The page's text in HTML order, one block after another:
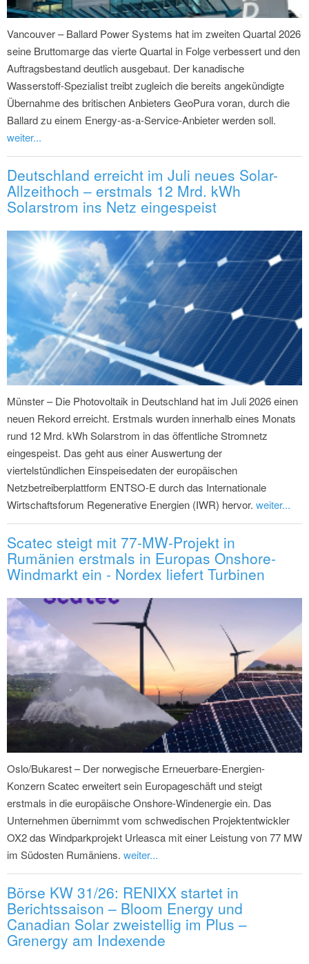
Vancouver – Ballard Power Systems hat im zweiten Quartal 2026
seine Bruttomarge das vierte Quartal in Folge verbessert und den
Auftragsbestand deutlich ausgebaut. Der kanadische
Wasserstoff-Spezialist treibt zugleich die bereits angekündigte
Übernahme des britischen Anbieters GeoPura voran, durch die
Ballard zu einem Energy-as-a-Service-Anbieter werden soll.
weiter...
Deutschland erreicht im Juli neues Solar-
Allzeithoch – erstmals 12 Mrd. kWh
Solarstrom ins Netz eingespeist
Münster – Die Photovoltaik in Deutschland hat im Juli 2026 einen
neuen Rekord erreicht. Erstmals wurden innerhalb eines Monats
rund 12 Mrd. kWh Solarstrom in das öffentliche Stromnetz
eingespeist. Das geht aus einer Auswertung der
viertelstündlichen Einspeisedaten der europäischen
Netzbetreiberplattform ENTSO-E durch das Internationale
Wirtschaftsforum Regenerative Energien (IWR) hervor. weiter...
Scatec steigt mit 77-MW-Projekt in
Rumänien erstmals in Europas Onshore-
Windmarkt ein - Nordex liefert Turbinen
Oslo/Bukarest – Der norwegische Erneuerbare-Energien-
Konzern Scatec erweitert sein Europageschäft und steigt
erstmals in die europäische Onshore-Windenergie ein. Das
Unternehmen übernimmt vom schwedischen Projektentwickler
OX2 das Windparkprojekt Urleasca mit einer Leistung von 77 MW
im Südosten Rumäniens. weiter...
Börse KW 31/26: RENIXX startet in
Berichtssaison – Bloom Energy und
Canadian Solar zweistellig im Plus –
Grenergy am Indexende